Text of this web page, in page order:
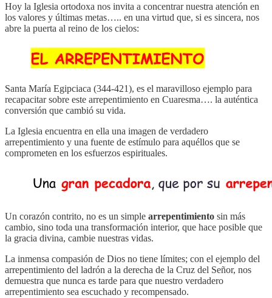
Hoy la Iglesia ortodoxa nos invita a concentrar nuestra atención en
los valores y últimas metas….. en una virtud que, si es sincera, nos
abre la puerta al reino de los cielos:
Santa María Egipciaca (344-421), es el maravilloso ejemplo para
recapacitar sobre este arrepentimiento en Cuaresma…. la auténtica
conversión que cambió su vida.
La Iglesia encuentra en ella una imagen de verdadero
arrepentimiento y una fuente de estímulo para aquéllos que se
comprometen en los esfuerzos espirituales.
Un corazón contrito, no es un simple arrepentimiento sin más
cambio, sino toda una transformación interior, que hace posible que
la gracia divina, cambie nuestras vidas.
La inmensa compasión de Dios no tiene límites; con el ejemplo del
arrepentimiento del ladrón a la derecha de la Cruz del Señor, nos
demuestra que nunca es tarde para que nuestro verdadero
arrepentimiento sea escuchado y recompensado.